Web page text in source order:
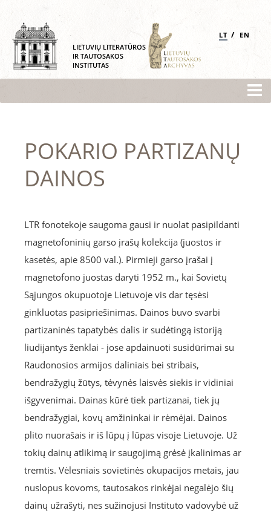
LIETUVIŲ LITERATŪROS
IR TAUTOSAKOS
INSTITUTAS
LT / EN
POKARIO PARTIZANŲ
DAINOS
LTR fonotekoje saugoma gausi ir nuolat pasipildanti
magnetofoninių garso įrašų kolekcija (juostos ir
kasetės, apie 8500 val.). Pirmieji garso įrašai į
magnetofono juostas daryti 1952 m., kai Sovietų
Sąjungos okupuotoje Lietuvoje vis dar tęsėsi
ginkluotas pasipriešinimas. Dainos buvo svarbi
partizaninės tapatybės dalis ir sudėtingą istoriją
liudijantys ženklai - jose apdainuoti susidūrimai su
Raudonosios armijos daliniais bei stribais,
bendražygių žūtys, tėvynės laisvės siekis ir vidiniai
išgyvenimai. Dainas kūrė tiek partizanai, tiek jų
bendražygiai, kovų amžininkai ir rėmėjai. Dainos
plito nuorašais ir iš lūpų į lūpas visoje Lietuvoje. Už
tokių dainų atlikimą ir saugojimą grėsė įkalinimas ar
tremtis. Vėlesniais sovietinės okupacijos metais, jau
nuslopus kovoms, tautosakos rinkėjai negalėjo šių
dainų užrašyti, nes sužinojusi Instituto vadovybė už